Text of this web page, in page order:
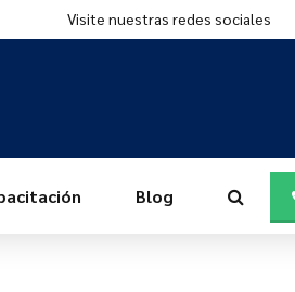
Visite nuestras redes sociales
Blog